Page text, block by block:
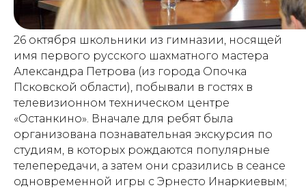
26 октября школьники из гимназии, носящей
имя первого русского шахматного мастера
Александра Петрова (из города Опочка
Псковской области), побывали в гостях в
телевизионном техническом центре
«Останкино». Вначале для ребят была
организована познавательная экскурсия по
студиям, в которых рождаются популярные
телепередачи, а затем они сразились в сеансе
одновременной игры с Эрнесто Инаркиевым;